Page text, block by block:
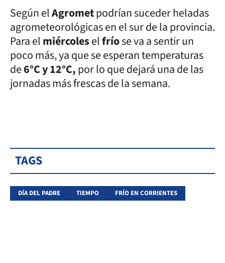
Según elAgrometpodrían suceder heladas
agrometeorológicas en el sur de la provincia.
Para elmiércoleselfríose va a sentir un
poco más, ya que se esperan temperaturas
de6°C y 12°C,por lo que dejará una de las
jornadas más frescas de la semana.
TAGS
DÍA DEL PADRE TIEMPO FRÍO EN CORRIENTES